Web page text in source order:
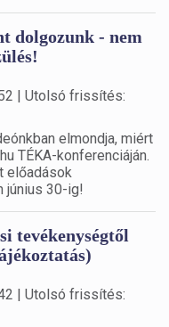
dolgozunk - nem
| Utolsó frissítés:
elmondja, miért
TÉKA-konferenciáján.
előadások
június 30-ig!
tevékenységtől
| Utolsó frissítés: